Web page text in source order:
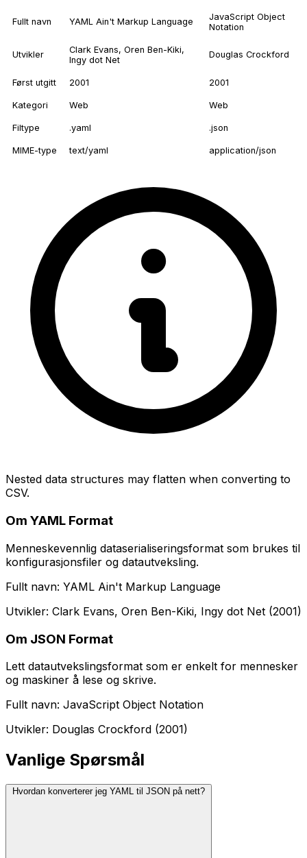
Fullt navn YAML Ain't Markup Language
JavaScript Object
Notation
Utvikler
Clark Evans, Oren Ben-Kiki,
Ingy dot Net
Douglas Crockford
Først utgitt 2001 2001
Kategori Web Web
Filtype .yaml .json
MIME-type text/yaml application/json
Nested data structures may flatten when converting to
CSV.
Om YAML Format
Menneskevennlig dataserialiseringsformat som brukes til
konfigurasjonsfiler og datautveksling.
Fullt navn: YAML Ain't Markup Language
Utvikler: Clark Evans, Oren Ben-Kiki, Ingy dot Net (2001)
Om JSON Format
Lett datautvekslingsformat som er enkelt for mennesker
og maskiner å lese og skrive.
Fullt navn: JavaScript Object Notation
Utvikler: Douglas Crockford (2001)
Vanlige Spørsmål
Hvordan konverterer jeg YAML til JSON på nett?